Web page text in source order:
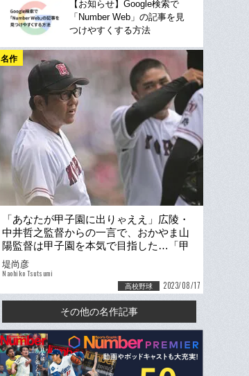
【お知らせ】Google検索で
「Number Web」の記事を見
つけやすくする方法
名作
「あなたが甲子園に出りゃええ」広陵・
中井哲之監督からの一言で、おかやま山
陽監督は甲子園を本気で目指した…「甲
子園は世界に野球を広めるための手段」
堤尚彦
Naohiko Tsutsumi
高校野球 2023/08/17
その他の名作記事